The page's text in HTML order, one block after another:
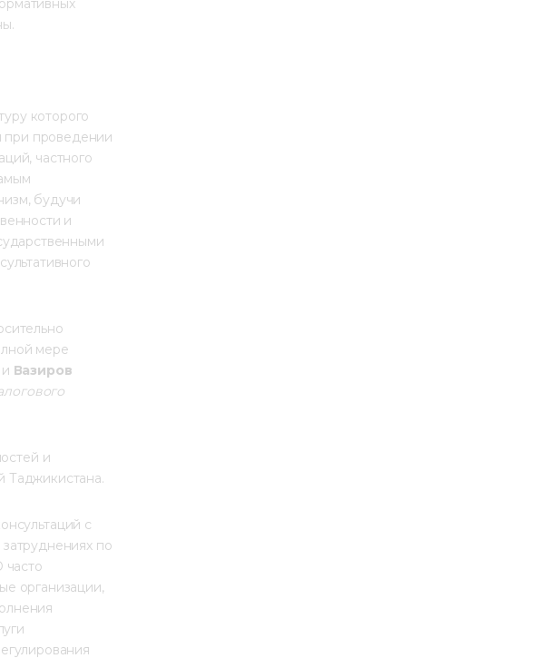
которого
при проведении
частного
будучи
и
мере
Вазиров
и
Таджикистана.
с
по
часто
организации,